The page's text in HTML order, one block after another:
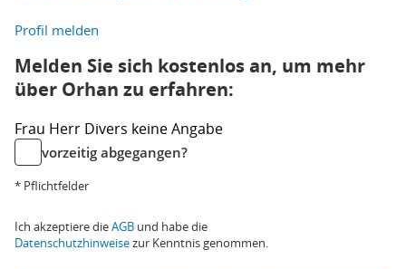
Profil melden
Melden Sie sich kostenlos an, um mehr
über Orhan zu erfahren:
Frau Herr Divers keine Angabe
vorzeitig abgegangen?
* Pflichtfelder
Ich akzeptiere dieAGB und habe die
Datenschutzhinweisezur Kenntnis genommen.